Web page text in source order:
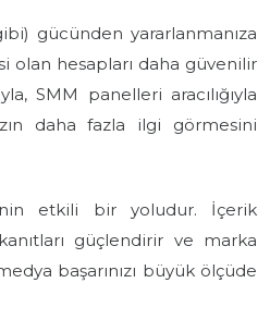
gücünden yararlanmanıza
olan hesapları daha güvenilir
SMM panelleri aracılığıyla
daha fazla ilgi görmesini
etkili bir yoludur. İçerik
güçlendirir ve marka
başarınızı büyük ölçüde